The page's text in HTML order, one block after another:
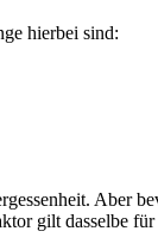
hierbei sind:
Aber
gilt dasselbe